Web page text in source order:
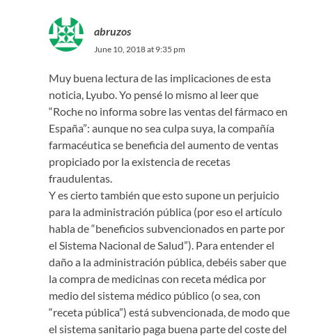
abruzos
June 10, 2018 at 9:35 pm
Muy buena lectura de las implicaciones de esta
noticia, Lyubo. Yo pensé lo mismo al leer que
“Roche no informa sobre las ventas del fármaco en
España”: aunque no sea culpa suya, la compañía
farmacéutica se beneficia del aumento de ventas
propiciado por la existencia de recetas
fraudulentas.
Y es cierto también que esto supone un perjuicio
para la administración pública (por eso el artículo
habla de “beneficios subvencionados en parte por
el Sistema Nacional de Salud”). Para entender el
daño a la administración pública, debéis saber que
la compra de medicinas con receta médica por
medio del sistema médico público (o sea, con
“receta pública”) está subvencionada, de modo que
el sistema sanitario paga buena parte del coste del